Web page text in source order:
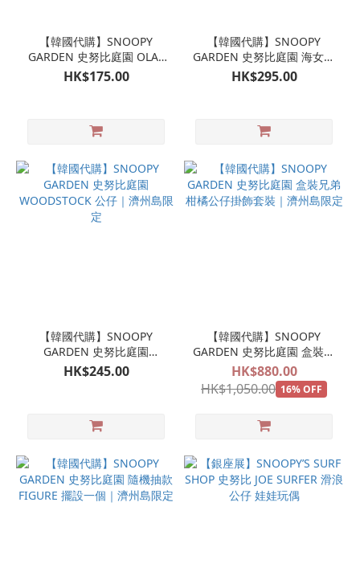
【韓國代購】SNOOPY
GARDEN 史努比庭園 OLAF
歐拉夫 潛水公仔掛飾 娃娃玩
偶吊飾｜濟州島限定
HK$175.00
【韓國代購】SNOOPY
GARDEN 史努比庭園 海女潛
水 SNOOPY公仔 娃娃玩偶｜
濟州島限定
HK$295.00
【韓國代購】SNOOPY
GARDEN 史努比庭園
WOODSTOCK 公仔｜濟州島
限定
HK$245.00
【韓國代購】SNOOPY
GARDEN 史努比庭園 盒裝兄
弟柑橘公仔掛飾套裝｜濟州
島限定
HK$880.00
HK$1,050.00 16% OFF